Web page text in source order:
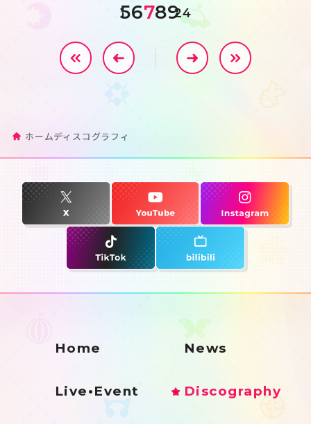
1
5678924
ホームディスコグラフィ
Home News
Live•Event Discography